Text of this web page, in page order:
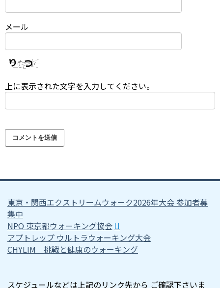
メール
上に表示された文字を入力してください。
東京・関西エクストリームウォーク2026年大会 参加者募
集中
NPO 東京都ウォーキング協会
アプトレップ ウルトラウォーキング大会
CHYLIM 挑戦と健康のウォーキング
スケジュールなどは上記のリンク先から ご確認下さいま